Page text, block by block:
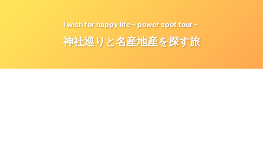
I wish for happy life～power spot tour～
神社巡りと名産地産を探す旅